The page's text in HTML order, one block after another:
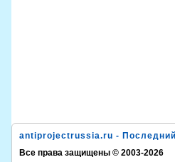
antiprojectrussia.ru -
Все права защищены © 2003-2026